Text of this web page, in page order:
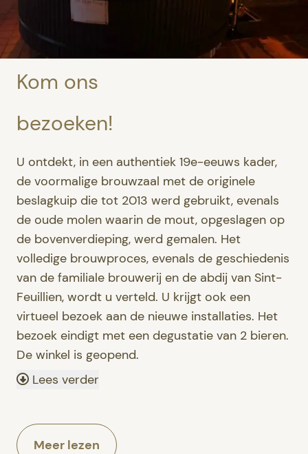
Kom ons
bezoeken!
U ontdekt, in een authentiek 19e-eeuws kader,
de voormalige brouwzaal met de originele
beslagkuip die tot 2013 werd gebruikt, evenals
de oude molen waarin de mout, opgeslagen op
de bovenverdieping, werd gemalen. Het
volledige brouwproces, evenals de geschiedenis
van de familiale brouwerij en de abdij van Sint-
Feuillien, wordt u verteld. U krijgt ook een
virtueel bezoek aan de nieuwe installaties. Het
bezoek eindigt met een degustatie van 2 bieren.
De winkel is geopend.
Lees verder
Meer lezen